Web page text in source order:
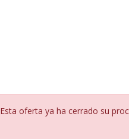
Esta oferta ya ha cerrado su